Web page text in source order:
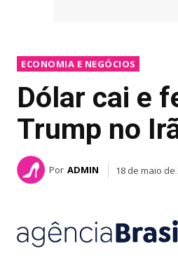
ECONOMIA E NEGÓCIOS
Dólar cai e
Trump no
Por ADMIN 18 de maio de